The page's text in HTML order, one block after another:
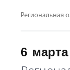
Региональная
6 марта